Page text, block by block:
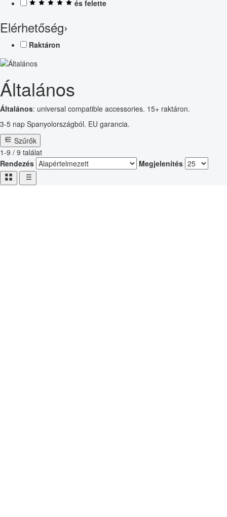
és felette
Elérhetőség›
Raktáron
Általános
Általános: universal compatible accessories. 15+ raktáron.
3-5 nap Spanyolországból. EU garancia.
Szűrők
1-9 / 9 találat
Rendezés
Megjelenítés